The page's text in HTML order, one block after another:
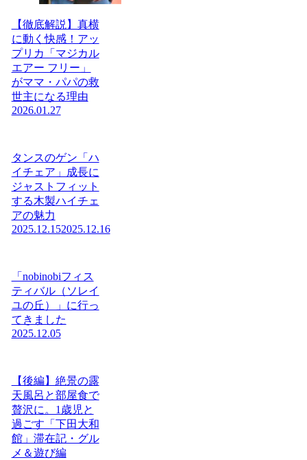
【徹底解説】真横
に動く快感！アッ
プリカ「マジカル
エアー フリー」
がママ・パパの救
世主になる理由
2026.01.27
タンスのゲン「ハ
イチェア」成長に
ジャストフィット
する木製ハイチェ
アの魅力
2025.12.152025.12.16
「nobinobiフィス
ティバル（ソレイ
ユの丘）」に行っ
てきました
2025.12.05
【後編】絶景の露
天風呂と部屋食で
贅沢に。1歳児と
過ごす「下田大和
館」滞在記・グル
メ＆遊び編